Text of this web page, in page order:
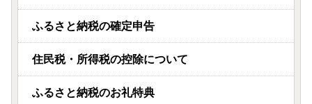
ふるさと納税の確定申告
住民税・所得税の控除について
ふるさと納税のお礼特典